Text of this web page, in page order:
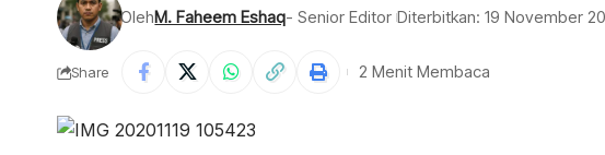
OlehM. Faheem Eshaq- Senior Editor Diterbitkan: 19 November
Share 2 Menit Membaca